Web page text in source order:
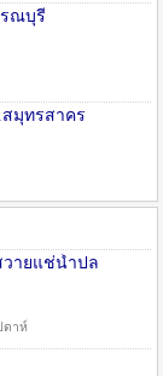
ณบุรี
มุทรสาคร
วายแช่น้ำปล
ดาห์